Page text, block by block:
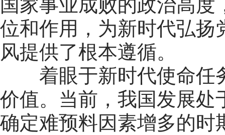
国家事业成败的政治高
位和作用，为新时代弘扬
风提供了根本遵循。
着眼于新时代使命任
价值。当前，我国发展处
确定难预料因素增多的时